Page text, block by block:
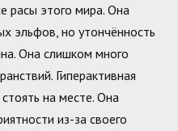
расы этого мира. Она
эльфов, но утончённость
Она слишком много
Гиперактивная
на месте. Она
из-за своего